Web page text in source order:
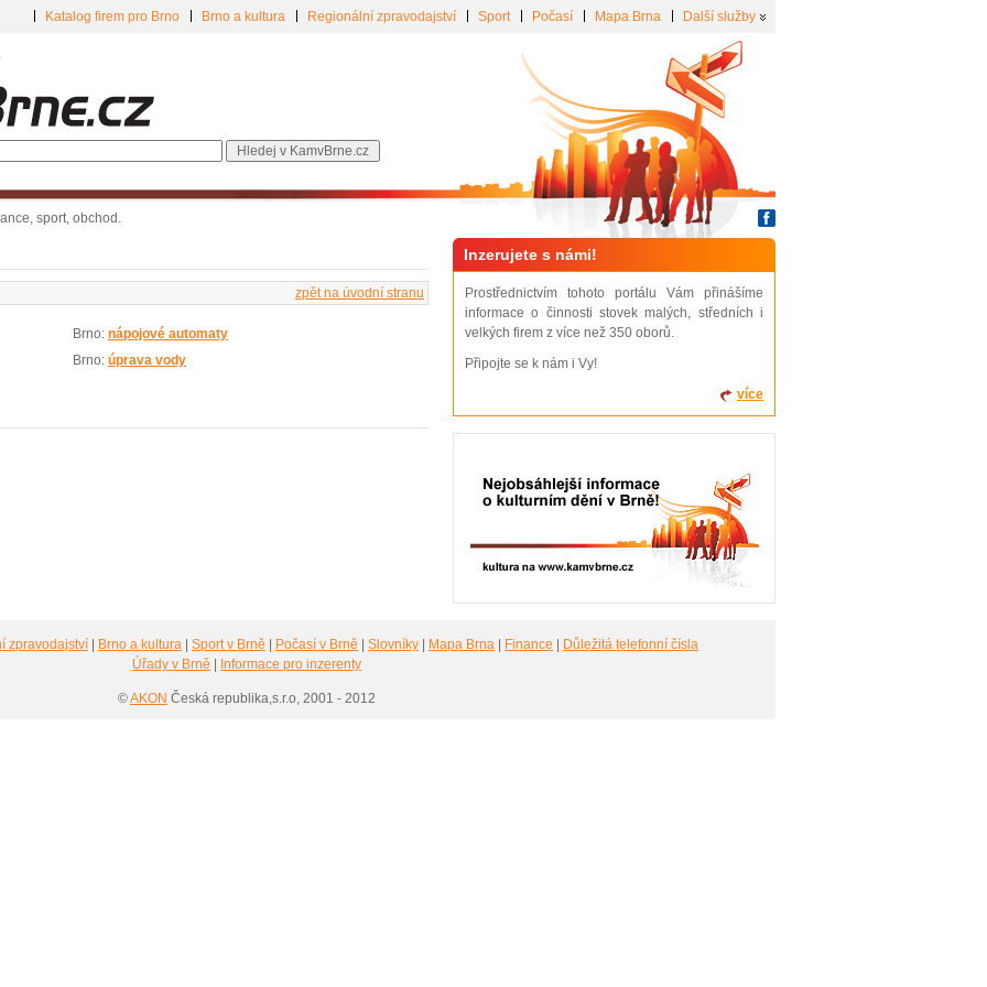
sport, obchod.
Další služby
Mapa Brna
Počasí
Sport
Regionální zpravodajství
Brno a kultura
Katalog firem pro Brno
zpět na úvodní stranu
Brno: nápojové automaty
Brno: úprava vody
Inzerujete s námi!
Prostřednictvím tohoto portálu Vám přinášíme
informace o činnosti stovek malých, středních i
velkých firem z více než 350 oborů.
Připojte se k nám i Vy!
více
zpravodajství Brno a kultura Sport v Brně Počasí v Brně Slovníky Mapa Brna Finance
Důležitá telefonní čísla
Úřady v Brně
Informace pro inzerenty
©AKON Česká republika,s.r.o, 2001 - 2012